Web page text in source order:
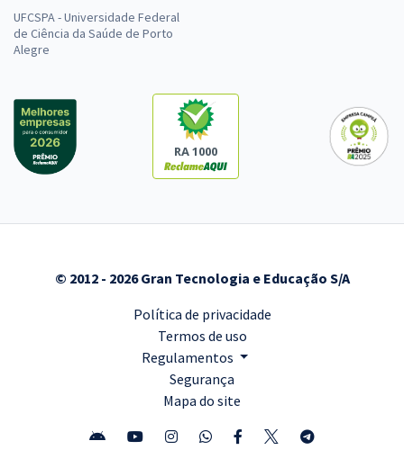
UFCSPA - Universidade Federal
de Ciência da Saúde de Porto
Alegre
RA 1000
© 2012 - 2026 Gran Tecnologia e Educação S/A
Política de privacidade
Termos de uso
Regulamentos
Segurança
Mapa do site